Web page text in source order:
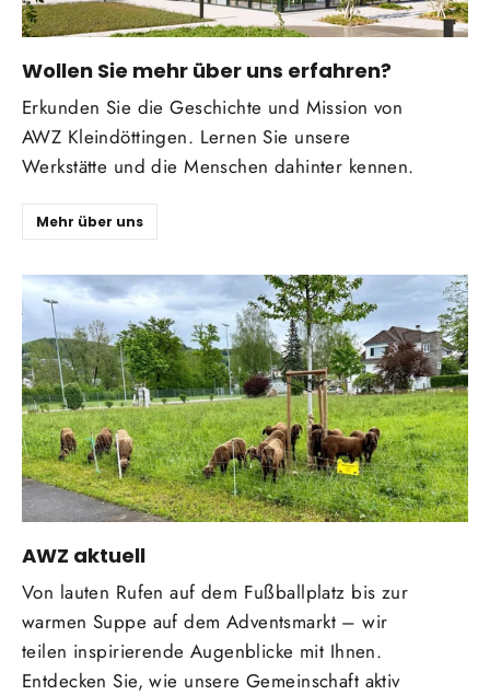
Wollen Sie mehr über uns erfahren?
Erkunden Sie die Geschichte und Mission von
AWZ Kleindöttingen. Lernen Sie unsere
Werkstätte und die Menschen dahinter kennen.
Mehr über uns
AWZ aktuell
Von lauten Rufen auf dem Fußballplatz bis zur
warmen Suppe auf dem Adventsmarkt – wir
teilen inspirierende Augenblicke mit Ihnen.
Entdecken Sie, wie unsere Gemeinschaft aktiv